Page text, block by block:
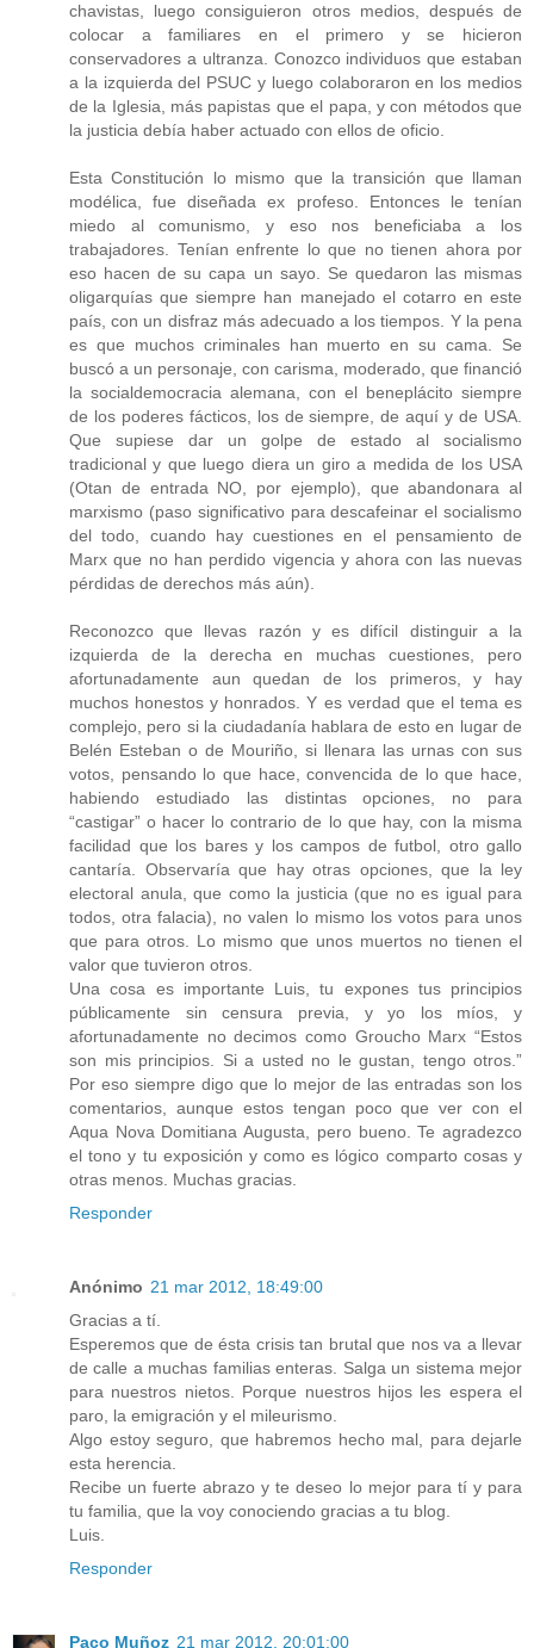
chavistas, luego consiguieron otros medios, después de
colocar a familiares en el primero y se hicieron
conservadores a ultranza. Conozco individuos que estaban
a la izquierda del PSUC y luego colaboraron en los medios
de la Iglesia, más papistas que el papa, y con métodos que
la justicia debía haber actuado con ellos de oficio.
Esta Constitución lo mismo que la transición que llaman
modélica, fue diseñada ex profeso. Entonces le tenían
miedo al comunismo, y eso nos beneficiaba a los
trabajadores. Tenían enfrente lo que no tienen ahora por
eso hacen de su capa un sayo. Se quedaron las mismas
oligarquías que siempre han manejado el cotarro en este
país, con un disfraz más adecuado a los tiempos. Y la pena
es que muchos criminales han muerto en su cama. Se
buscó a un personaje, con carisma, moderado, que financió
la socialdemocracia alemana, con el beneplácito siempre
de los poderes fácticos, los de siempre, de aquí y de USA.
Que supiese dar un golpe de estado al socialismo
tradicional y que luego diera un giro a medida de los USA
(Otan de entrada NO, por ejemplo), que abandonara al
marxismo (paso significativo para descafeinar el socialismo
del todo, cuando hay cuestiones en el pensamiento de
Marx que no han perdido vigencia y ahora con las nuevas
pérdidas de derechos más aún).
Reconozco que llevas razón y es difícil distinguir a la
izquierda de la derecha en muchas cuestiones, pero
afortunadamente aun quedan de los primeros, y hay
muchos honestos y honrados. Y es verdad que el tema es
complejo, pero si la ciudadanía hablara de esto en lugar de
Belén Esteban o de Mouriño, si llenara las urnas con sus
votos, pensando lo que hace, convencida de lo que hace,
habiendo estudiado las distintas opciones, no para
“castigar” o hacer lo contrario de lo que hay, con la misma
facilidad que los bares y los campos de futbol, otro gallo
cantaría. Observaría que hay otras opciones, que la ley
electoral anula, que como la justicia (que no es igual para
todos, otra falacia), no valen lo mismo los votos para unos
que para otros. Lo mismo que unos muertos no tienen el
valor que tuvieron otros.
Una cosa es importante Luis, tu expones tus principios
públicamente sin censura previa, y yo los míos, y
afortunadamente no decimos como Groucho Marx “Estos
son mis principios. Si a usted no le gustan, tengo otros.”
Por eso siempre digo que lo mejor de las entradas son los
comentarios, aunque estos tengan poco que ver con el
Aqua Nova Domitiana Augusta, pero bueno. Te agradezco
el tono y tu exposición y como es lógico comparto cosas y
otras menos. Muchas gracias.
Responder
Anónimo 21 mar 2012, 18:49:00
Gracias a tí.
Esperemos que de ésta crisis tan brutal que nos va a llevar
de calle a muchas familias enteras. Salga un sistema mejor
para nuestros nietos. Porque nuestros hijos les espera el
paro, la emigración y el mileurismo.
Algo estoy seguro, que habremos hecho mal, para dejarle
esta herencia.
Recibe un fuerte abrazo y te deseo lo mejor para tí y para
tu familia, que la voy conociendo gracias a tu blog.
Luis.
Responder
Paco Muñoz 21 mar 2012, 20:01:00